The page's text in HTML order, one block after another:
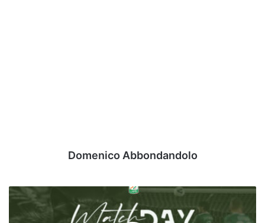
Domenico Abbondandolo
Avellino-
Modena
Serie